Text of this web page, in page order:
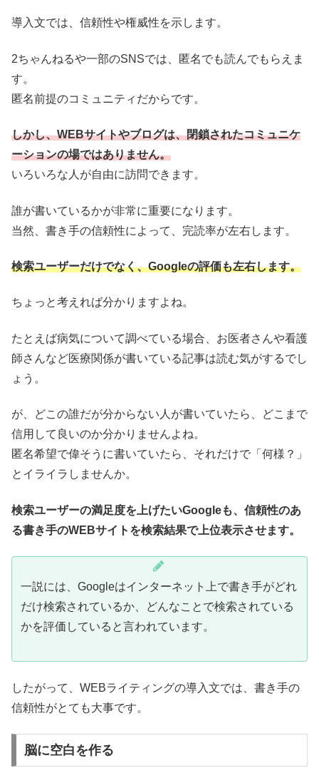
導入文では、信頼性や権威性を示します。
2ちゃんねるや一部のSNSでは、匿名でも読んでもらえま
す。
匿名前提のコミュニティだからです。
しかし、WEBサイトやブログは、閉鎖されたコミュニケ
ーションの場ではありません。
いろいろな人が自由に訪問できます。
誰が書いているかが非常に重要になります。
当然、書き手の信頼性によって、完読率が左右します。
検索ユーザーだけでなく、Googleの評価も左右します。
ちょっと考えれば分かりますよね。
たとえば病気について調べている場合、お医者さんや看護
師さんなど医療関係が書いている記事は読む気がするでし
ょう。
が、どこの誰だが分からない人が書いていたら、どこまで
信用して良いのか分かりませんよね。
匿名希望で偉そうに書いていたら、それだけで「何様？」
とイライラしませんか。
検索ユーザーの満足度を上げたいGoogleも、信頼性のあ
る書き手のWEBサイトを検索結果で上位表示させます。
一説には、Googleはインターネット上で書き手がどれ
だけ検索されているか、どんなことで検索されている
かを評価していると言われています。
したがって、WEBライティングの導入文では、書き手の
信頼性がとても大事です。
脳に空白を作る